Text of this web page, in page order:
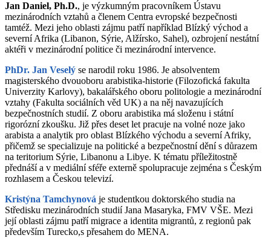
Jan Daniel, Ph.D., je výzkumným pracovníkem Ústavu
mezinárodních vztahů a členem Centra evropské bezpečnosti
tamtéž. Mezi jeho oblasti zájmu patří například Blízký východ a
severní Afrika (Libanon, Sýrie, Alžírsko, Sahel), ozbrojení nestátní
aktéři v mezinárodní politice či mezinárodní intervence.
PhDr. Jan Veselý se narodil roku 1986. Je absolventem
magisterského dvouoboru arabistika-historie (Filozofická fakulta
Univerzity Karlovy), bakalářského oboru politologie a mezinárodní
vztahy (Fakulta sociálních věd UK) a na něj navazujících
bezpečnostních studií. Z oboru arabistika má složenu i státní
rigorózní zkoušku. Již přes deset let pracuje na volné noze jako
arabista a analytik pro oblast Blízkého východu a severní Afriky,
přičemž se specializuje na politické a bezpečnostní dění s důrazem
na teritorium Sýrie, Libanonu a Libye. K tématu příležitostně
přednáší a v mediální sféře externě spolupracuje zejména s Českým
rozhlasem a Českou televizí.
Kristýna Tamchynová je studentkou doktorského studia na
Středisku mezinárodních studií Jana Masaryka, FMV VŠE. Mezi
její oblasti zájmu patří migrace a identita migrantů, z regionů pak
především Turecko,s přesahem do MENA.